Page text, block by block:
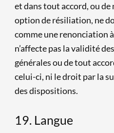
et dans tout accord, ou de
option de résiliation, ne
comme une renonciation
n’affecte pas la validité
générales ou de tout
celui-ci, ni le droit par la
des dispositions.
19. Langue